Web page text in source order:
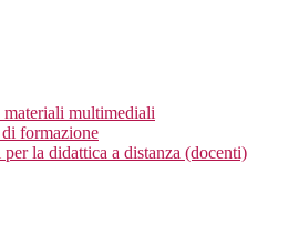
multimediali
formazione
per la didattica a distanza (docenti)